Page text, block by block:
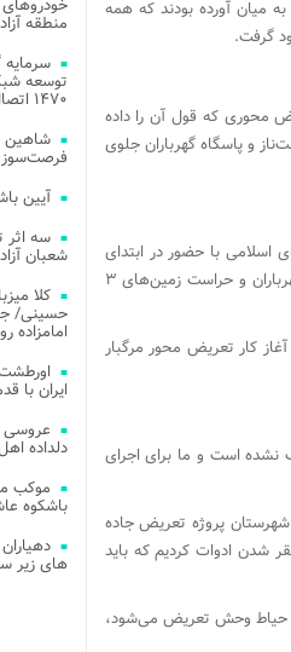
میان آورده بودند که همه
گرفت.
محوری که قول آن را داده
بود که حراست زمین‌های ۳ هزار هکتاری دشت‌ناز و پاسگاه گهرباران جلوی
شورای اسلامی با حضور در ابتدای
بخش گهرباران کلنگ آغاز تعریض محور گهرباران را بر زمین زد و پس از ساعاتی پاسگاه گهرباران و حراست زمین‌های ۳
کار تعریض محور مرگبار
نشده است و ما برای اجرای
شهرستان پروژه تعریض جاده
شدن ادوات کردیم که باید
۵٫۵ کیلومتر از محور گهرباران تا حیاط وحش تعریض می‌شود،
منطقه
توسعه
۱۴۷۰ اتصال فیبر نوری در شهر آمل
شاهین
آیین
سه اثر
شعبان
کلا
حسینی/
امامزاده
ایران با
عروسی
دلداده
موکب
باشکوه
های زیر